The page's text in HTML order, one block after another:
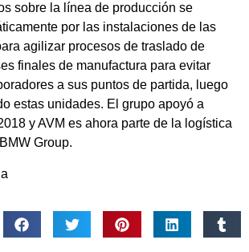
sobre la línea de producción se
por las instalaciones de las
agilizar procesos de traslado de
finales de manufactura para evitar
a sus puntos de partida, luego
estas unidades. El grupo apoyó a
y AVM es ahora parte de la logística
Group.